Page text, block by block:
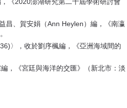
昌、賀安娟（Ann Heylen）編，《南瀛
〉，收於劉序楓編，《亞洲海域間的
，《宮廷與海洋的交匯》（新北市：淡